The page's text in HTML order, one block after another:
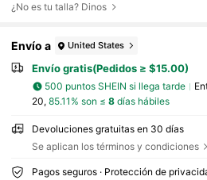
¿No es tu talla? Dinos
Envío a United States
Envío gratis(Pedidos ≥ $15.00)
500 puntos SHEIN si llega tarde
20, 85.11% son ≤ 8días hábiles
Devoluciones gratuitas en 30 días
Se aplican los términos y condiciones
Pagos seguros · Protección de